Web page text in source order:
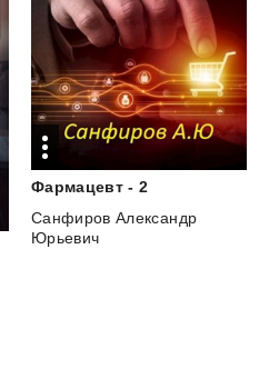
Фармацевт - 2
Санфиров Александр
Юрьевич